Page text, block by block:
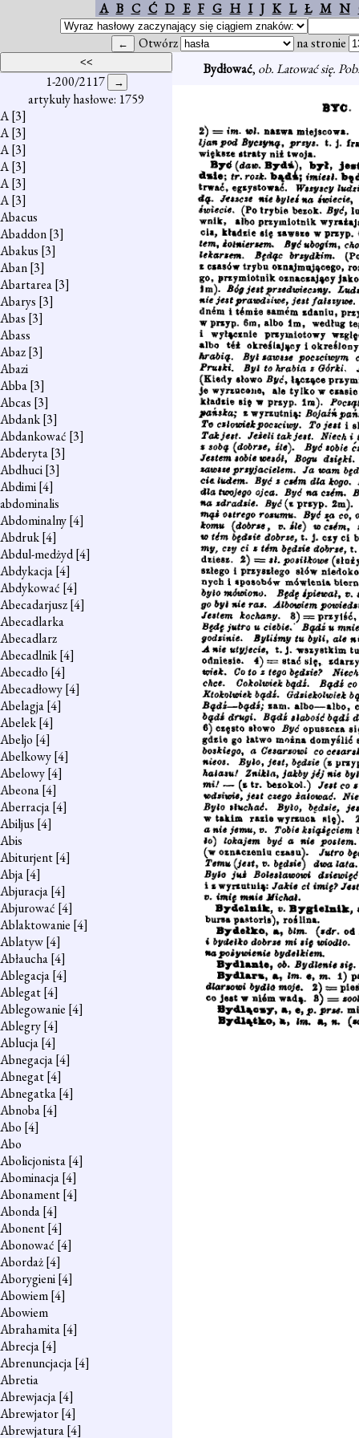
A B C Ć D E F G H I J K L Ł M N
Otwórz na stronie
1-200/2117
artykuły hasłowe: 1759
A[3]
A[3]
A[3]
A[3]
A[3]
A[3]
Abacus
Abaddon[3]
Abakus [3]
Aban[3]
Abartarea[3]
Abarys [3]
Abas [3]
Abass
Abaz[3]
Abazi
Abba[3]
Abcas [3]
Abdank[3]
Abdankować [3]
Abderyta[3]
Abdhuci[3]
Abdimi[4]
abdominalis
Abdominalny[4]
Abdruk[4]
Abdul-medżyd[4]
Abdykacja[4]
Abdykować [4]
Abecadarjusz[4]
Abecadlarka
Abecadlarz
Abecadlnik[4]
Abecadło [4]
Abecadłowy[4]
Abelagja[4]
Abelek[4]
Abeljo [4]
Abelkowy[4]
Abelowy[4]
Abeona[4]
Aberracja[4]
Abiljus [4]
Abis
Abiturjent[4]
Abja[4]
Abjuracja[4]
Abjurować [4]
Ablaktowanie [4]
Ablatyw[4]
Abłaucha[4]
Ablegacja[4]
Ablegat[4]
Ablegowanie [4]
Ablegry[4]
Ablucja[4]
Abnegacja[4]
Abnegat[4]
Abnegatka[4]
Abnoba[4]
Abo [4]
Abo
Abolicjonista[4]
Abominacja[4]
Abonament[4]
Abonda[4]
Abonent[4]
Abonować [4]
Abordaż[4]
Aborygieni[4]
Abowiem[4]
Abowiem
Abrahamita[4]
Abrecja[4]
Abrenuncjacja[4]
Abretia
Abrewjacja[4]
Abrewjator[4]
Abrewjatura[4]
Bydłować, ob. Latować się.